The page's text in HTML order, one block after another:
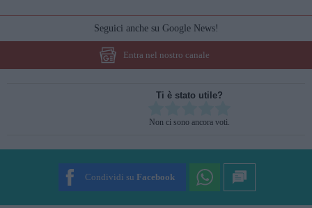
Seguici anche su Google News!
Entra nel nostro canale
Ti è stato utile?
Non ci sono ancora voti.
Condividi su Facebook